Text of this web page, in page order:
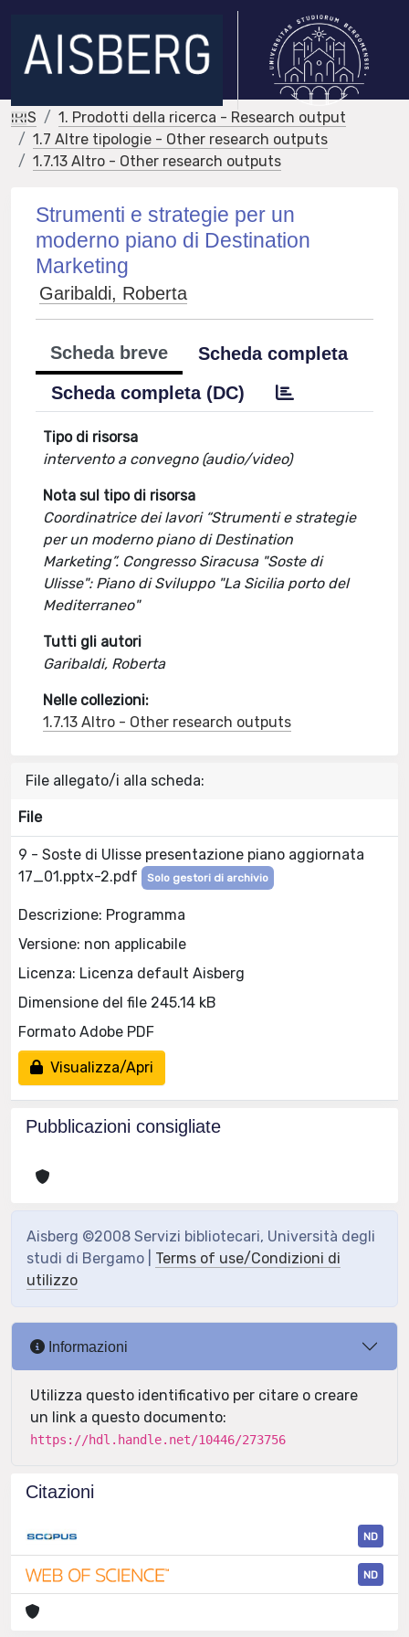
IRIS
1. Prodotti della ricerca - Research output
1.7 Altre tipologie - Other research outputs
1.7.13 Altro - Other research outputs
Strumenti e strategie per un
moderno piano di Destination
Marketing
Garibaldi, Roberta
Scheda breve
Scheda completa
Scheda completa (DC)
Tipo di risorsa
intervento a convegno (audio/video)
Nota sul tipo di risorsa
Coordinatrice dei lavori “Strumenti e strategie
per un moderno piano di Destination
Marketing”. Congresso Siracusa "Soste di
Ulisse": Piano di Sviluppo "La Sicilia porto del
Mediterraneo"
Tutti gli autori
Garibaldi, Roberta
Nelle collezioni:
1.7.13 Altro - Other research outputs
File allegato/i alla scheda:
File
9 - Soste di Ulisse presentazione piano aggiornata
17_01.pptx-2.pdf
Solo gestori di archivio
Descrizione: Programma
Versione: non applicabile
Licenza: Licenza default Aisberg
Dimensione del file 245.14 kB
Formato Adobe PDF
Visualizza/Apri
Pubblicazioni consigliate
Aisberg ©2008 Servizi bibliotecari, Università degli
studi di Bergamo | Terms of use/Condizioni di
utilizzo
Informazioni
Utilizza questo identificativo per citare o creare
un link a questo documento:
https://hdl.handle.net/10446/273756
Citazioni
ND
ND